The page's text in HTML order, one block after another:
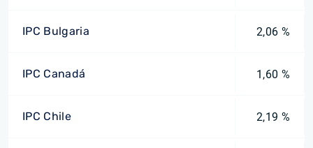
IPC Bulgaria 2,06 %
IPC Canadá 1,60 %
IPC Chile 2,19 %